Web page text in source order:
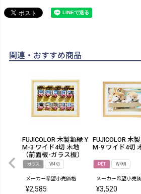
関連・おすすめ商品
FUJICOLOR 木製額縁 Y
M-3 ワイド4切 木地
（前面板-ガラス板）
ガラス W4切
メーカー希望小売価格
¥2,585
FUJICOLOR 木
M-9 ワイド4切
PET W4切
メーカー希望小売
¥3,520